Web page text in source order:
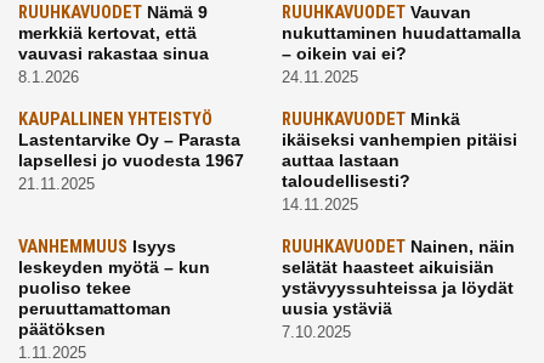
RUUHKAVUODET Nämä 9
merkkiä kertovat, että
vauvasi rakastaa sinua
8.1.2026
RUUHKAVUODETVauvan
nukuttaminen huudattamalla
– oikein vai ei?
24.11.2025
KAUPALLINEN YHTEISTYÖ
Lastentarvike Oy – Parasta
lapsellesi jo vuodesta 1967
21.11.2025
RUUHKAVUODETMinkä
ikäiseksi vanhempien pitäisi
auttaa lastaan
taloudellisesti?
14.11.2025
VANHEMMUUS Isyys
leskeyden myötä – kun
puoliso tekee
peruuttamattoman
päätöksen
1.11.2025
RUUHKAVUODETNainen, näin
selätät haasteet aikuisiän
ystävyyssuhteissa ja löydät
uusia ystäviä
7.10.2025